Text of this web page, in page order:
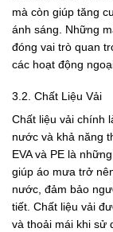
mà còn giúp tăng
ánh sáng. Những
đóng vai trò quan
các hoạt động
3.2. Chất Liệu Vải
Chất liệu vải chính
nước và khả năng
EVA và PE là
giúp áo mưa trở
nước, đảm bảo
tiết. Chất liệu vải
và thoải mái khi sử